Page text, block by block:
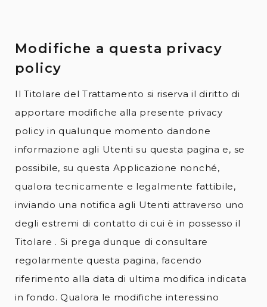
Modifiche a questa privacy
policy
Il Titolare del Trattamento si riserva il diritto di
apportare modifiche alla presente privacy
policy in qualunque momento dandone
informazione agli Utenti su questa pagina e, se
possibile, su questa Applicazione nonché,
qualora tecnicamente e legalmente fattibile,
inviando una notifica agli Utenti attraverso uno
degli estremi di contatto di cui è in possesso il
Titolare . Si prega dunque di consultare
regolarmente questa pagina, facendo
riferimento alla data di ultima modifica indicata
in fondo. Qualora le modifiche interessino